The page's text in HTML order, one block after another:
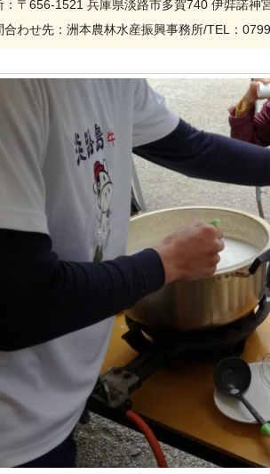
：〒656-1521 兵庫県淡路市多賀740 伊弉諾神
合わせ先：洲本農林水産振興事務所/TEL：